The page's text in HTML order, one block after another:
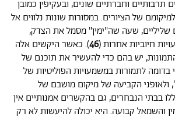
תרבותיים וחברתיים שונים, ובעקיפין כמובן
של הציורים. במסורות שונות נלווים אל
שליליים, שעה שה"ימין" מסמל את הצדק,
חיוביות אחרות (46). כאשר היקשים אלה
יש בהם כדי להעשיר את תוכנם של
בדומה לתמורות במשמעויות הפוליטיות של
ולאופני הקביעה של מיקום מושבם של
בבתי הנבחרים, גם בהקשרים אמנותיים אין
והשמאל קבועה. היא יכולה להיעשות לא רק